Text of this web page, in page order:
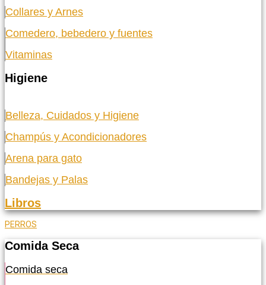
Collares y Arnes
Comedero, bebedero y fuentes
Vitaminas
Higiene
Belleza, Cuidados y Higiene
Champús y Acondicionadores
Arena para gato
Bandejas y Palas
Libros
PERROS
Comida Seca
Comida seca